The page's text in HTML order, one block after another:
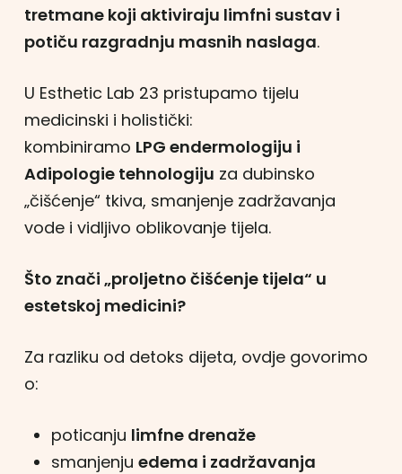
tretmane koji aktiviraju limfni sustav i
potiču razgradnju masnih naslaga.
U Esthetic Lab 23 pristupamo tijelu
medicinski i holistički:
kombiniramo LPG endermologiju i
Adipologie tehnologiju za dubinsko
„čišćenje“ tkiva, smanjenje zadržavanja
vode i vidljivo oblikovanje tijela.
Što znači „proljetno čišćenje tijela“ u
estetskoj medicini?
Za razliku od detoks dijeta, ovdje govorimo
o:
poticanju limfne drenaže
smanjenju edema i zadržavanja